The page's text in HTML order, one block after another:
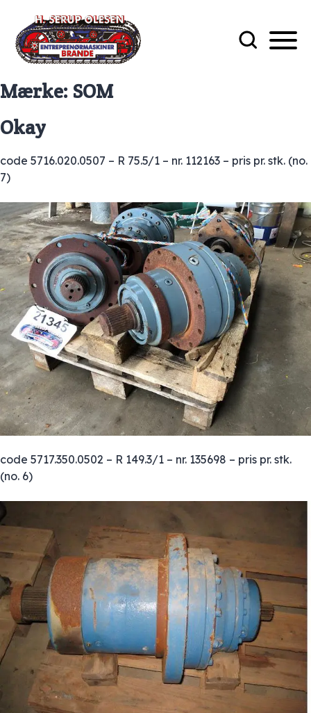
Mærke: SOM
Okay
code 5716.020.0507 – R 75.5/1 – nr. 112163 – pris pr. stk. (no.
7)
code 5717.350.0502 – R 149.3/1 – nr. 135698 – pris pr. stk.
(no. 6)